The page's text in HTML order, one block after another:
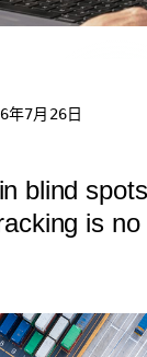
年7月26日
blind
is no